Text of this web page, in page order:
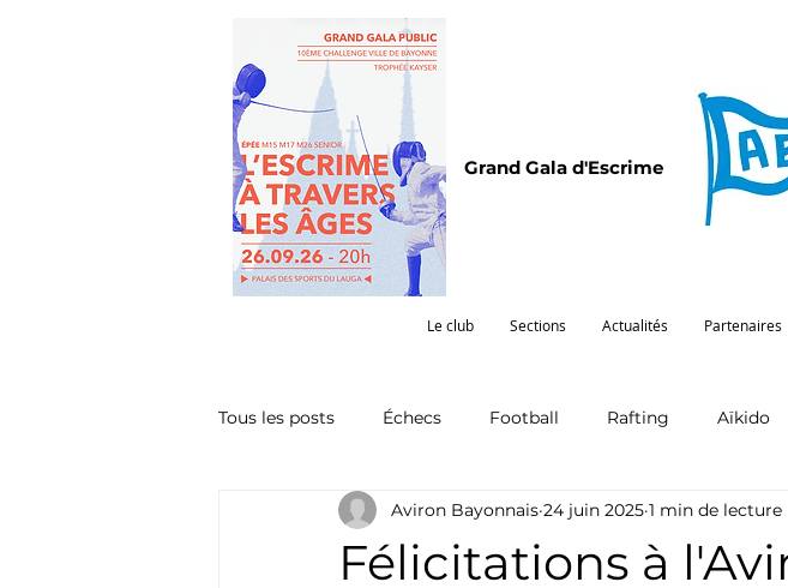
Grand Gala d'Escrime
Le club Sections Actualités Partenaires
Tous les posts Échecs Football Rafting Aïkido
Omnisports Partenariat Pelote Pentathlon
Félicitations à
Aviron Bayonnais 24 juin 2025 1 min de lecture